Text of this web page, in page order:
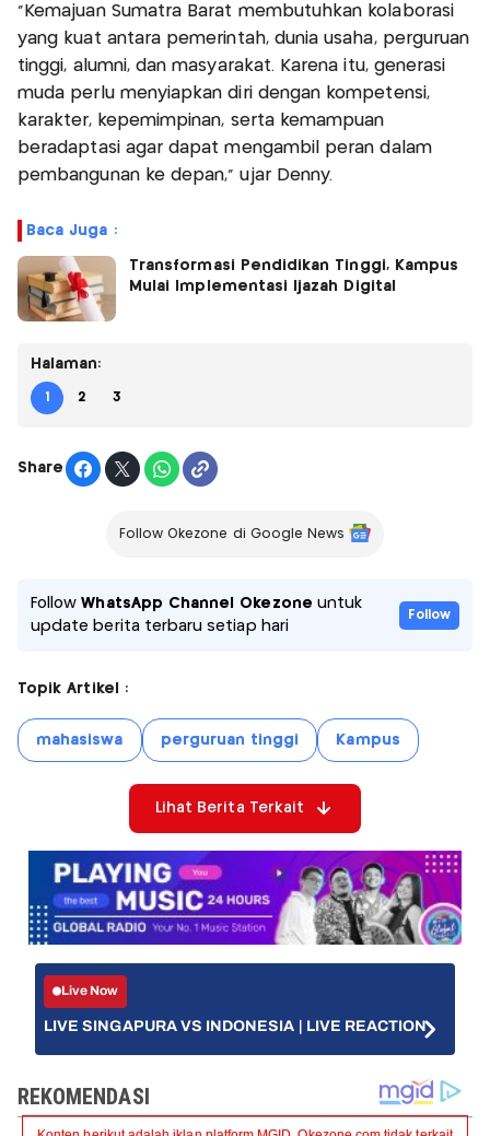
"Kemajuan Sumatra Barat membutuhkan kolaborasi
yang kuat antara pemerintah, dunia usaha, perguruan
tinggi, alumni, dan masyarakat. Karena itu, generasi
muda perlu menyiapkan diri dengan kompetensi,
karakter, kepemimpinan, serta kemampuan
beradaptasi agar dapat mengambil peran dalam
pembangunan ke depan," ujar Denny.
Baca Juga :
Transformasi Pendidikan Tinggi, Kampus
Mulai Implementasi Ijazah Digital
Halaman:
1 2 3
Share
Follow Okezone di Google News
FollowWhatsApp Channel Okezone untuk
update berita terbaru setiap hari
Follow
Topik Artikel :
mahasiswa perguruan tinggi Kampus
Lihat Berita Terkait
Live Now
LIVE SINGAPURA VS INDONESIA | LIVE REACTION